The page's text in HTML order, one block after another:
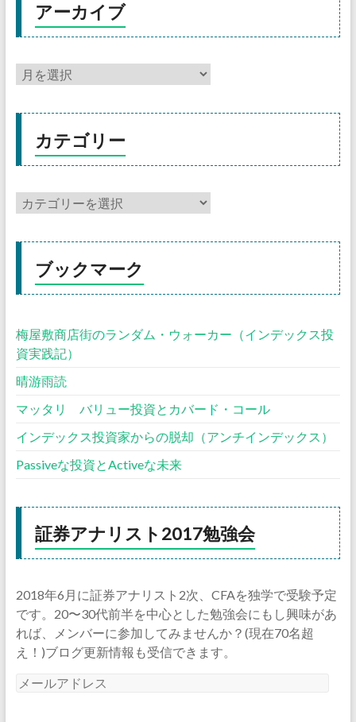
アーカイブ
カテゴリー
ブックマーク
梅屋敷商店街のランダム・ウォーカー（インデックス投
資実践記）
晴游雨読
マッタリ バリュー投資とカバード・コール
インデックス投資家からの脱却（アンチインデックス）
Passiveな投資とActiveな未来
証券アナリスト2017勉強会
2018年6月に証券アナリスト2次、CFAを独学で受験予定
です。20〜30代前半を中心とした勉強会にもし興味があ
れば、メンバーに参加してみませんか？(現在70名超
え！)ブログ更新情報も受信できます。
メ